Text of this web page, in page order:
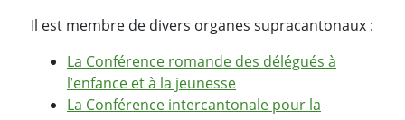
Il est membre de divers organes supracantonaux :
La Conférence romande des délégués à
l’enfance et à la jeunesse
La Conférence intercantonale pour la